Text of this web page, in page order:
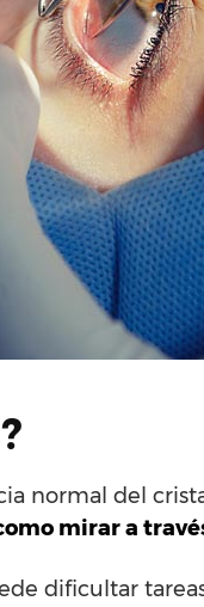
normal del
mirar a
dificultar